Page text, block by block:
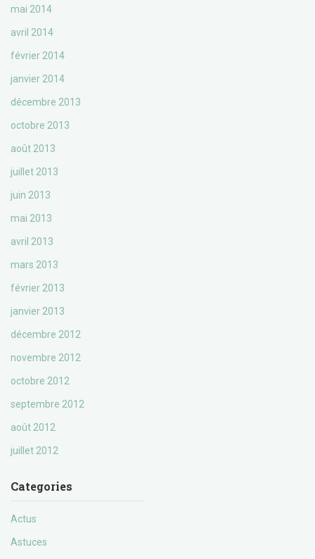
mai 2014
avril 2014
février 2014
janvier 2014
décembre 2013
octobre 2013
août 2013
juillet 2013
juin 2013
mai 2013
avril 2013
mars 2013
février 2013
janvier 2013
décembre 2012
novembre 2012
octobre 2012
septembre 2012
août 2012
juillet 2012
Categories
Actus
Astuces